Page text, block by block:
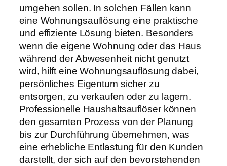
umgehen sollen. In solchen Fällen kann
eine Wohnungsauflösung eine praktische
und effiziente Lösung bieten. Besonders
wenn die eigene Wohnung oder das Haus
während der Abwesenheit nicht genutzt
wird, hilft eine Wohnungsauflösung dabei,
persönliches Eigentum sicher zu
entsorgen, zu verkaufen oder zu lagern.
Professionelle Haushaltsauflöser können
den gesamten Prozess von der Planung
bis zur Durchführung übernehmen, was
eine erhebliche Entlastung für den Kunden
darstellt, der sich auf den bevorstehenden